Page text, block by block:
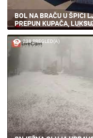
BOL NA BRAČU U ŠPICI
PREPUN KUPAČA,
238 PREGLED(A)